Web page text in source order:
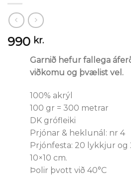
990 kr.
Garnið hefur fallega
viðkomu og þvælist vel.
100% akrýl
100 gr = 300 metrar
DK grófleiki
Prjónar & heklunál: nr 4
Prjónfesta: 20 lykkjur og
10×10 cm.
Þolir þvott við 40°C